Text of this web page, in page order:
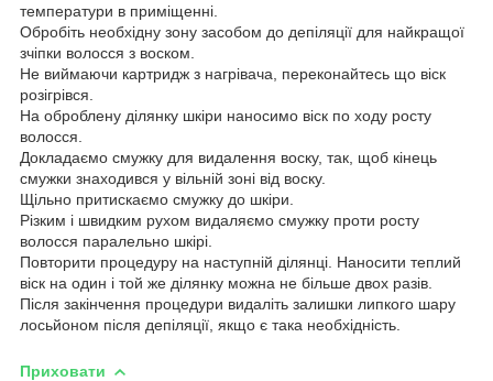
температури в приміщенні.
Обробіть необхідну зону засобом до депіляції для найкращої
зчіпки волосся з воском.
Не виймаючи картридж з нагрівача, переконайтесь що віск
розігрівся.
На оброблену ділянку шкіри наносимо віск по ходу росту
волосся.
Докладаємо смужку для видалення воску, так, щоб кінець
смужки знаходився у вільній зоні від воску.
Щільно притискаємо смужку до шкіри.
Різким і швидким рухом видаляємо смужку проти росту
волосся паралельно шкірі.
Повторити процедуру на наступній ділянці. Наносити теплий
віск на один і той же ділянку можна не більше двох разів.
Після закінчення процедури видаліть залишки липкого шару
лосьйоном після депіляції, якщо є така необхідність.
Приховати